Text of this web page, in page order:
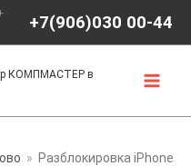
+7(906)030 00-44
КОМПМАСТЕР в
Разблокировка iPhone